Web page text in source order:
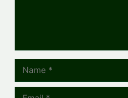
Name
Email